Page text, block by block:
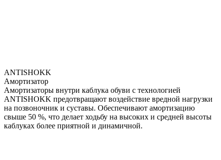
ANTISHOKK
Амортизатор
Амортизаторы внутри каблука обуви с технологией
ANTISHOKK предотвращают воздействие вредной нагрузки
на позвоночник и суставы. Обеспечивают амортизацию
свыше 50 %, что делает ходьбу на высоких и средней высоты
каблуках более приятной и динамичной.